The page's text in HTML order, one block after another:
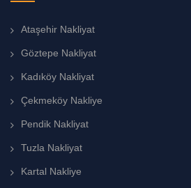
Ataşehir Nakliyat
Göztepe Nakliyat
Kadıköy Nakliyat
Çekmeköy Nakliye
Pendik Nakliyat
Tuzla Nakliyat
Kartal Nakliye